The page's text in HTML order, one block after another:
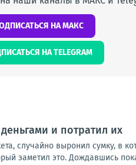
НА МАКС
НА TELEGRAM
и потратил их
случайно выронил сумку, в
заметил это. Дождавшись